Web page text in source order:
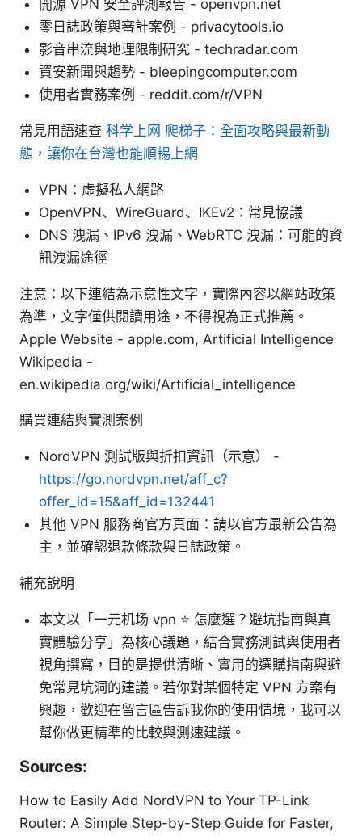
開源 VPN 安全評測報告 - openvpn.net
零日誌政策與審計案例 - privacytools.io
影音串流與地理限制研究 - techradar.com
資安新聞與趨勢 - bleepingcomputer.com
使用者實務案例 - reddit.com/r/VPN
常見用語速查 科学上网 爬梯子：全面攻略與最新動
態，讓你在台灣也能順暢上網
VPN：虛擬私人網路
OpenVPN、WireGuard、IKEv2：常見協議
DNS 洩漏、IPv6 洩漏、WebRTC 洩漏：可能的資
訊洩漏途徑
注意：以下連結為示意性文字，實際內容以網站政策
為準，文字僅供閱讀用途，不得視為正式推薦。
Apple Website - apple.com, Artificial Intelligence
Wikipedia -
en.wikipedia.org/wiki/Artificial_intelligence
購買連結與實測案例
NordVPN 測試版與折扣資訊（示意） -
https://go.nordvpn.net/aff_c?
offer_id=15&aff_id=132441
其他 VPN 服務商官方頁面：請以官方最新公告為
主，並確認退款條款與日誌政策。
補充說明
本文以「一元机场 vpn ⭐ 怎麼選？避坑指南與真
實體驗分享」為核心議題，結合實務測試與使用者
視角撰寫，目的是提供清晰、實用的選購指南與避
免常見坑洞的建議。若你對某個特定 VPN 方案有
興趣，歡迎在留言區告訴我你的使用情境，我可以
幫你做更精準的比較與測速建議。
Sources:
How to Easily Add NordVPN to Your TP-Link
Router: A Simple Step-by-Step Guide for Faster,